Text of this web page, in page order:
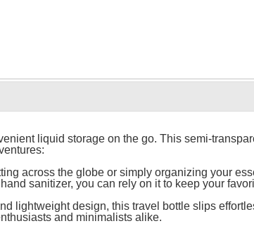
liquid storage on the go. This semi-
across the globe or simply organizing your
sanitizer, you can rely on it to keep your
lightweight design, this travel bottle slips
and minimalists alike.